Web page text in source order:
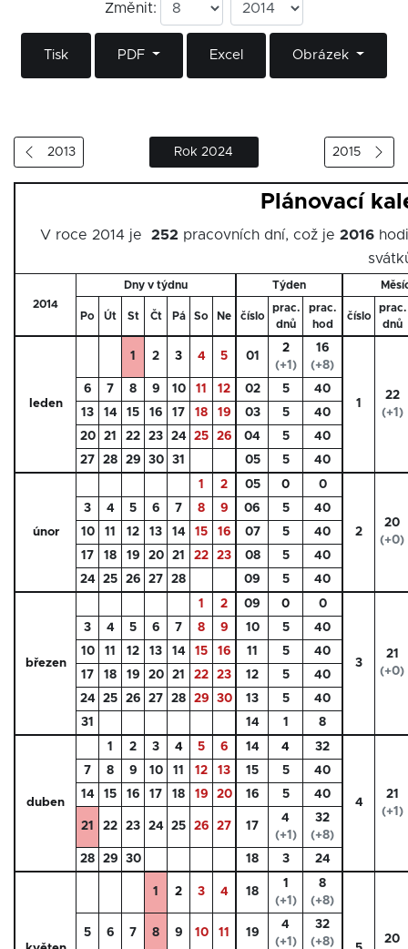
Změnit:
Tisk PDF Excel Obrázek
2013 Rok 2024 2015
Plánovací
V roce 2014 je 252 pracovních dní, což je 2016
2014
Dny v týdnu Týden
Po Út St Čt Pá So Ne číslo
prac.
dnů
prac.
hod
číslo
prac.
dnů
leden
1 2 3 4 5 01
2
(+1)
16
(+8)
1
22
(+1)
6 7 8 9 10 11 12 02 5
40
13
14 15 16 17 18 19 03 5
40
20
21 22 23 24 25 26 04 5
40
27
28 29 30 31 05 5 40
únor
1 2 05 0 0
2
20
(+0)
3 4 5 6 7 8 9 06 5
40
10
11 12 13 14 15 16 07 5
40
17
18 19 20 21 22 23 08 5
40
24
25 26 27 28 09 5 40
březen
1 2 09 0 0
3
21
(+0)
3 4 5 6 7 8 9 10 5
40
10
11 12 13 14 15 16 11 5
40
17
18 19 20 21 22 23 12 5
40
24
25 26 27 28 29 30 13 5
40
31
14 1 8
duben
1 2 3 4 5 6 14 4 32
4
21
(+1)
7 8 9 10 11 12 13 15 5
40
14
15 16 17 18 19 20 16 5 40
21 22 23 24 25 26 27 17
4
(+1)
32
(+8)
28
29 30 18 3 24
1 2 3 4 18
1
(+1)
8
(+8)
20
5 6 7 8 9 10 11 19
4
(+1)
32
(+8)